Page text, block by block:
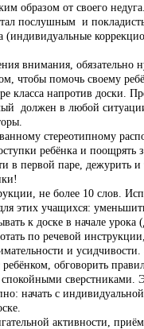
образом от своего недуга.
послушным и
(индивидуальные
внимания,
чтобы помочь своему
напротив доски.
должен в любой
стереотипному
ребёнка и поощрять
первой паре, дежурить и
не более 10 слов.
этих учащихся:
к доске в начале урока
по речевой
и
обговорить
сверстниками.
начать с
активности,